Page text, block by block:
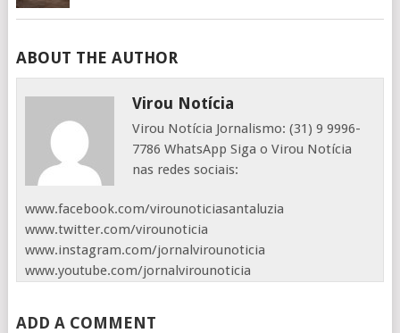
ABOUT THE AUTHOR
Virou Notícia
Virou Notícia Jornalismo: (31) 9 9996-
7786 WhatsApp Siga o Virou Notícia
nas redes sociais:
www.facebook.com/virounoticiasantaluzia
www.twitter.com/virounoticia
www.instagram.com/jornalvirounoticia
www.youtube.com/jornalvirounoticia
ADD A COMMENT